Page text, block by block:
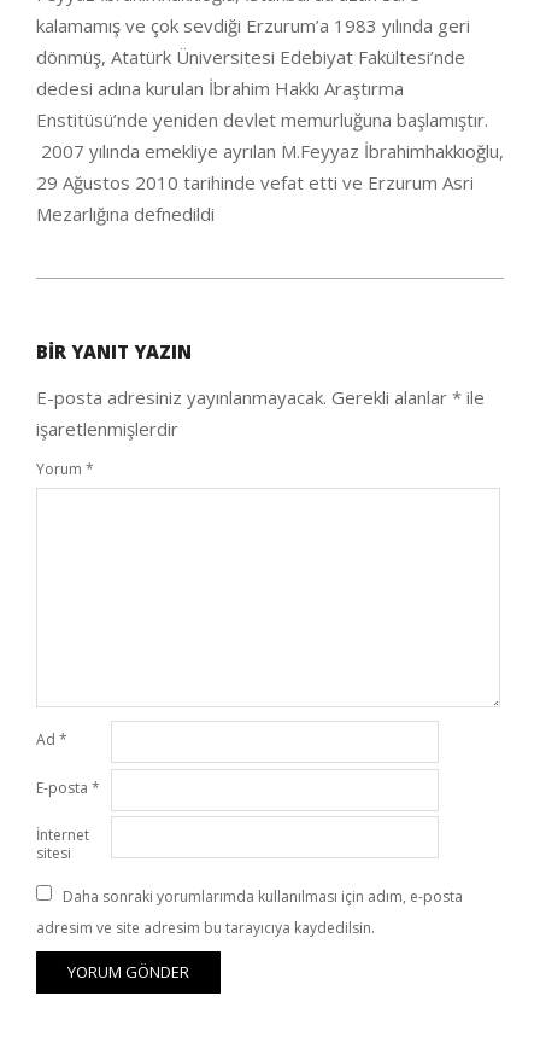
kalamamış ve çok sevdiği Erzurum’a 1983 yılında geri
dönmüş, Atatürk Üniversitesi Edebiyat Fakültesi’nde
dedesi adına kurulan İbrahim Hakkı Araştırma
Enstitüsü’nde yeniden devlet memurluğuna başlamıştır.
2007 yılında emekliye ayrılan M.Feyyaz İbrahimhakkıoğlu,
29 Ağustos 2010 tarihinde vefat etti ve Erzurum Asri
Mezarlığına defnedildi
25
BIR YANIT YAZIN
E-posta adresiniz yayınlanmayacak. Gerekli alanlar * ile
işaretlenmişlerdir
Yorum *
Ad *
E-posta *
İnternet
sitesi
Daha sonraki yorumlarımda kullanılması için adım, e-posta
adresim ve site adresim bu tarayıcıya kaydedilsin.